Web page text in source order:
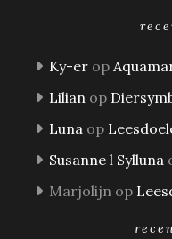
Ky-er op
Lilian op
Luna op
Susanne l Sylluna
Marjolijn op